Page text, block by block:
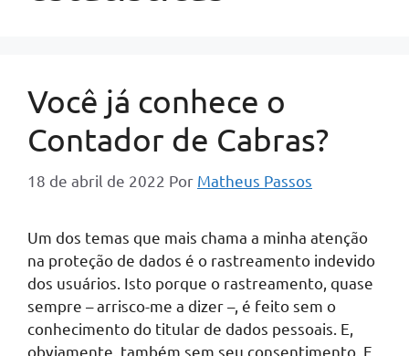
Você já conhece o
Contador de Cabras?
18 de abril de 2022 Por Matheus Passos
Um dos temas que mais chama a minha atenção
na proteção de dados é o rastreamento indevido
dos usuários. Isto porque o rastreamento, quase
sempre – arrisco-me a dizer –, é feito sem o
conhecimento do titular de dados pessoais. E,
obviamente, também sem seu consentimento. E